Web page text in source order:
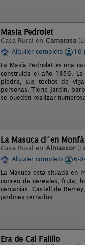
Masia Pedrolet
Casa Rural en Camarasa
Alquiler completo
10
La Masía Pedrolet es una
construida el año 1856.
piedra, sus techos de
personas. Tiene jardín,
se pueden realizar
La Masuca d´en Monfà
Casa Rural en Almassor
Alquiler completo
6-
La Masuca está situada en
conreo de cereales, fruta,
cercanías: Castell de
jardines cerrados.
Era de Cal Falillo